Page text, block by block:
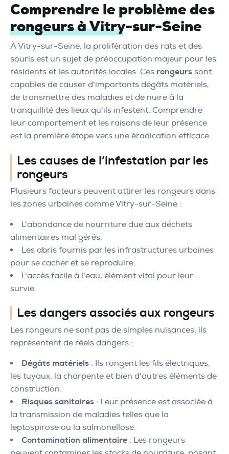
Comprendre le problème des
rongeurs à Vitry-sur-Seine
À Vitry-sur-Seine, la prolifération des rats et des
souris est un sujet de préoccupation majeur pour les
résidents et les autorités locales. Ces rongeurs sont
capables de causer d'importants dégâts matériels,
de transmettre des maladies et de nuire à la
tranquillité des lieux qu'ils infestent. Comprendre
leur comportement et les raisons de leur présence
est la première étape vers une éradication efficace.
Les causes de l’infestation par les
rongeurs
Plusieurs facteurs peuvent attirer les rongeurs dans
les zones urbaines comme Vitry-sur-Seine :
L'abondance de nourriture due aux déchets
alimentaires mal gérés.
Les abris fournis par les infrastructures urbaines
pour se cacher et se reproduire.
L'accès facile à l'eau, élément vital pour leur
survie.
Les dangers associés aux rongeurs
Les rongeurs ne sont pas de simples nuisances, ils
représentent de réels dangers :
Dégâts matériels : Ils rongent les fils électriques,
les tuyaux, la charpente et bien d'autres éléments de
construction.
Risques sanitaires : Leur présence est associée à
la transmission de maladies telles que la
leptospirose ou la salmonellose.
Contamination alimentaire : Les rongeurs